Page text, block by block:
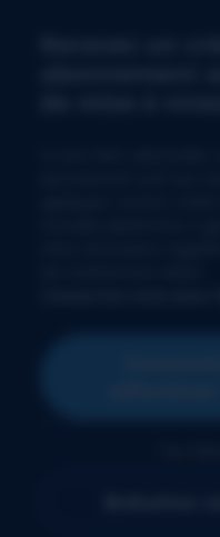
Recevez un
abonnement
de mise à
Si vous êtes
abonnement actif aux
appliquée comme
nouvelle plateforme
Votre facturation
Connectez‑vous
Pas
Achetez